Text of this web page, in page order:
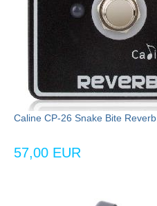
Caline CP-26 Snake Bite Reverb
57,00 EUR